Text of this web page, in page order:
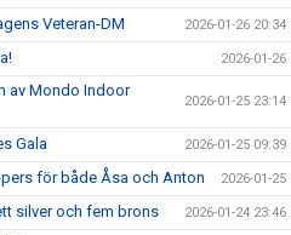
Veteran-DM 2026-01-26 20:34
2026-01-26
av Mondo Indoor
2026-01-25 23:14
Gala 2026-01-25 09:39
för både Åsa och Anton 2026-01-25
silver och fem brons 2026-01-24 23:46